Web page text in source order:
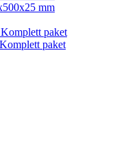
mm
paket
paket